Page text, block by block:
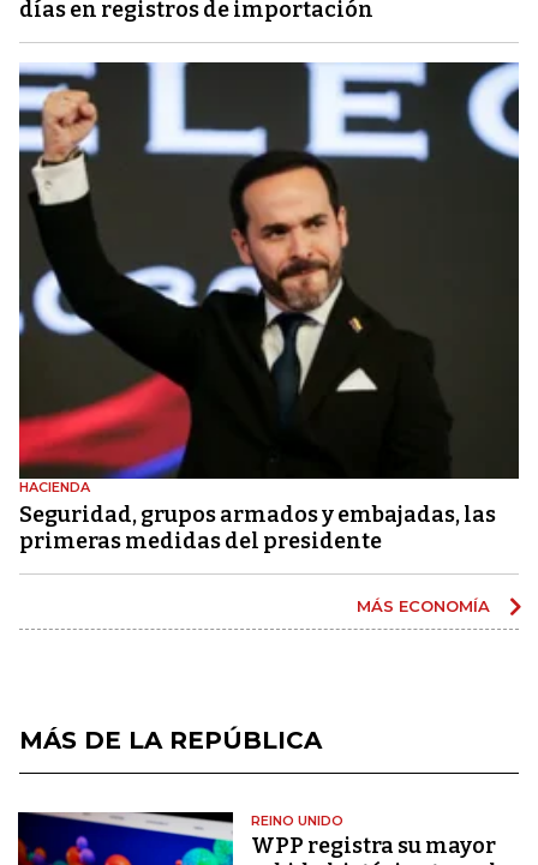
días en registros de importación
HACIENDA
Seguridad, grupos armados y embajadas, las
primeras medidas del presidente
MÁS ECONOMÍA
MÁS DE LA REPÚBLICA
REINO UNIDO
WPP registra su mayor